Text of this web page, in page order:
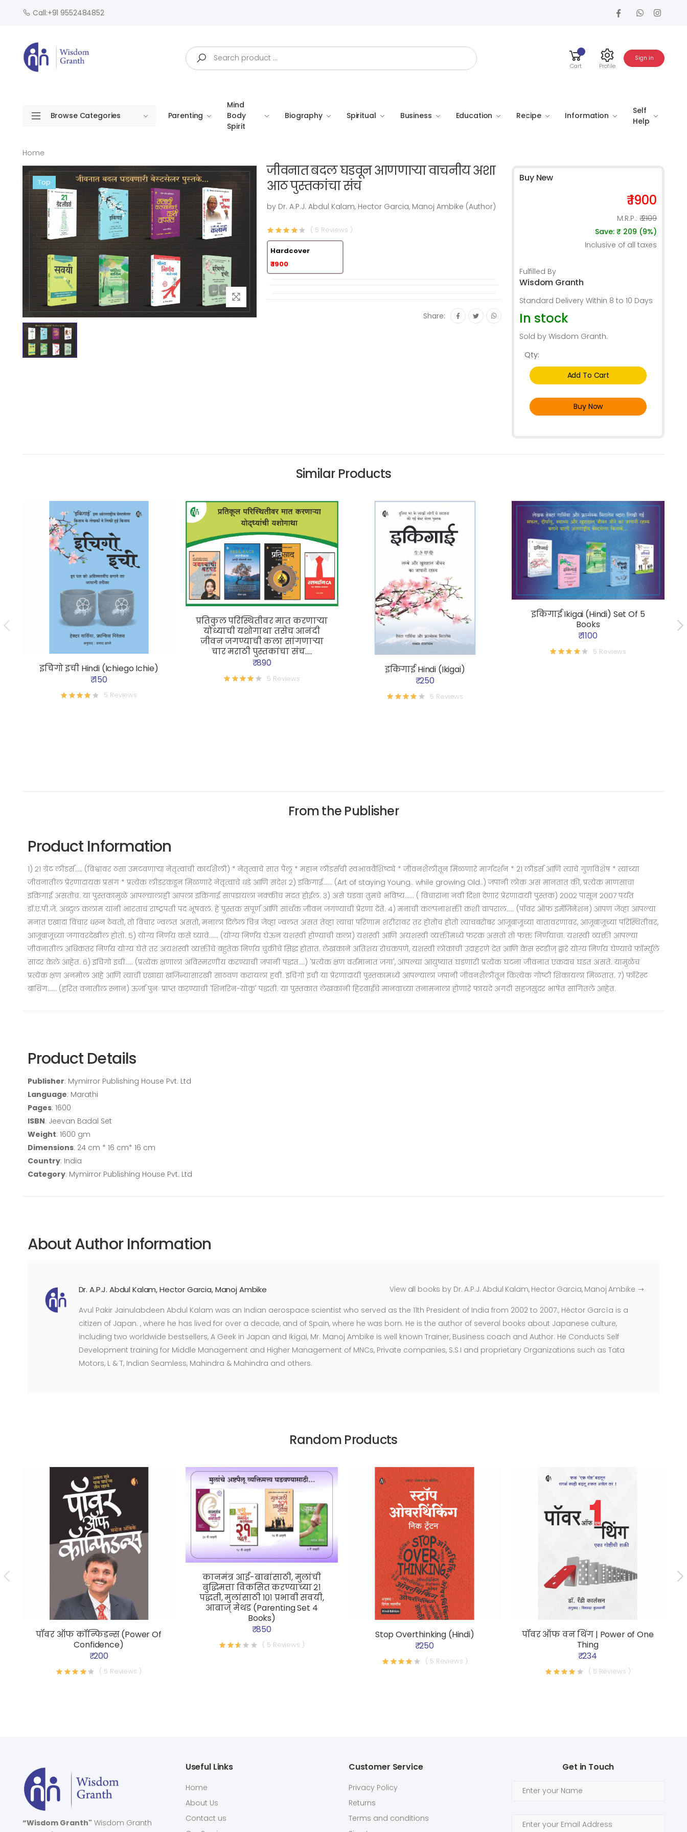
Call:+91 9552484852
Search
Cart Profile
Sign in
Browse Categories Parenting
Mind
Body
Spirit
Biography Spiritual Business Education Recipe Information
Self
Help
Home
Top
जीवनात बदल घडवून आणणाऱ्या वाचनीय अशा
आठ पुस्तकांचा संच
by Dr. A.P.J. Abdul Kalam, Hector Garcia, Manoj Ambike (Author)
( 5 Reviews )
Hardcover
₹ 1900
Share:
Buy New
₹ 1900
M.R.P.:₹ 2109
Save: ₹ 209 (9%)
Inclusive of all taxes
Fulfilled By
Wisdom Granth
Standard Delivery Within 8 to 10 Days
In stock
Sold by Wisdom Granth.
Qty:
Add To Cart
Buy Now
Similar Products
इचिगो इची Hindi (Ichiego Ichie)
₹ 150
5 Reviews
प्रतिकुल परिस्थितीवर मात करणाऱ्या
योध्याची यशोगाथा तसेच आनंदी
जीवन जगण्याची कला सांगणाऱ्या
चार मराठी पुस्तकांचा संच.....
₹ 890
5 Reviews
इकिगाई Hindi (Ikigai)
₹ 250
5 Reviews
इकिगाई Ikigai (Hindi) Set Of 5
Books
₹ 1100
5 Reviews
From the Publisher
Product Information
१) २१ ग्रेट लीडर्स..... (विश्वावर ठसा उमटवणाऱ्या नेतृत्वांची कार्यशैली) * नेतृत्वाचे सात पैलू * महान लीडर्सची स्वभाववैशिष्ट्ये * जीवनशैलीतून मिळणारे मार्गदर्शन * 21 लीडर्स आणि त्यांचे गुणविशेष * त्यांच्या
जीवनातील प्रेरणादायक प्रसंग * प्रत्येक लीडरकडून मिळणारे नेतृत्वाचे धडे आणि संदेश २) इकिगाई...... (Art of staying Young.. while growing Old..) जपानी लोक असं मानतात की, प्रत्येक माणसाचा
इकिगाई असतोच. या पुस्तकामुळे आपल्यालाही आपला इकिगाई सापडायला नक्कीच मदत होईल. ३) असे घडवा तुमचे भविष्य...... ( विचारांना नवी दिशा देणारं प्रेरणादायी पुस्तक) २००२ पासून २००७ पर्यंत
डॉ.ए.पी.जे. अब्दुल कलाम यांनी भारताचं राष्ट्रपती पद भूषवलं. हे पुस्तक संपूर्ण आणि सार्थक जीवन जगण्याची प्रेरणा देते. ४) मनाची कल्पनाशक्ती कशी वापराल..... (पॉवर ऑफ इमॅजिनेशन) आपण जेव्हा आपल्या
मनात एखादा विचार धरून ठेवतो, तो विचार ज्वलंत असतो, मनाला दिलेलं चित्र जेव्हा ज्वलंत असतं तेव्हा त्याचा परिणाम शरीरावर तर होतोच होतो त्याचबरोबर आजूबाजूच्या वातावरणावर, आजूबाजूच्या परिस्थितीवर,
आजूबाजूच्या जगावरदेखील होतो. ५) योग्य निर्णय कसे घ्यावे...... (योग्य निर्णय घेऊन यशस्वी होण्याची कला) यशस्वी आणि अयशस्वी व्यक्तींमध्ये फरक असतो तो फक्त निर्णयाचा. यशस्वी व्यक्ती आपल्या
जीवनातील अधिकतर निर्णय योग्य घेते तर अयशस्वी व्यक्तीचे बहुतेक निर्णय चुकीचे सिद्ध होतात. लेखकाने अतिशय रोचकपणे, यशस्वी लोकांची उदाहरणे देत आणि केस स्टडीज् द्वारे योग्य निर्णय घेण्याचे फॉर्म्युले
सादर केले आहेत. ६) इचिगो इची..... (प्रत्येक क्षणाला अविस्मरणीय करण्याची जपानी पद्धत....) 'प्रत्येक क्षण वर्तमानात जगा', आपल्या आयुष्यात घडणारी प्रत्येक घटना जीवनात एकदाच घडत असते. यामुळेच
प्रत्येक क्षण अनमोल आहे आणि त्याची एखाद्या खजिन्यासारखी साठवण करायला हवी. इचिगो इची या प्रेरणादायी पुस्तकामध्ये आपल्याला जपानी जीवनशैलीतून कित्येक गोष्टी शिकायला मिळतात. ७) फॉरेस्ट
बाथिंग...... (हरित वनातील स्नान) ऊर्जा पुनः प्राप्त करण्याची 'शिनरिन-योकु' पद्धती. या पुस्तकात लेखकांनी हिरवाईचे मानवाच्या तनामनाला होणारे फायदे अगदी सहजसुंदर भाषेत सांगितले आहेत.
Product Details
Publisher: Mymirror Publishing House Pvt. Ltd
Language: Marathi
Pages: 1600
ISBN: Jeevan Badal Set
Weight: 1600 gm
Dimensions: 24 cm * 16 cm* 16 cm
Country: India
Category: Mymirror Publishing House Pvt. Ltd
About Author Information
Dr. A.P.J. Abdul Kalam, Hector Garcia, Manoj Ambike View all books by Dr. A.P.J. Abdul Kalam, Hector Garcia, Manoj Ambike
Avul Pakir Jainulabdeen Abdul Kalam was an Indian aerospace scientist who served as the 11th President of India from 2002 to 2007., Héctor García is a
citizen of Japan. , where he has lived for over a decade, and of Spain, where he was born. He is the author of several books about Japanese culture,
including two worldwide bestsellers, A Geek in Japan and Ikigai, Mr. Manoj Ambike is well known Trainer, Business coach and Author. He Conducts Self
Development training for Middle Management and Higher Management of MNCs, Private companies, S.S.I and proprietary Organizations such as Tata
Motors, L & T, Indian Seamless, Mahindra & Mahindra and others.
Random Products
पॉवर ऑफ कॉन्फिडन्स (Power Of
Confidence)
₹ 200
( 5 Reviews )
कानमंत्र आई-बाबांसाठी, मुलांची
बुद्धिमत्ता विकसित करण्याच्या २१
पद्धती, मुलांसाठी १०१ प्रभावी सवयी,
आबाज् मेथड (Parenting Set 4
Books)
₹ 850
( 5 Reviews )
Stop Overthinking (Hindi)
₹ 250
( 5 Reviews )
पॉवर ऑफ वन थिंग | Power of One
Thing
₹ 234
( 5 Reviews )
“Wisdom Granth" Wisdom Granth
Useful Links
Home
About Us
Contact us
Customer Service
Privacy Policy
Returns
Terms and conditions
Get in Touch